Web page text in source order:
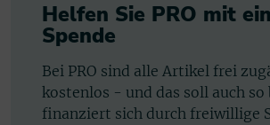
Helfen Sie PRO mit
Spende
Bei PRO sind alle Artikel frei
kostenlos - und das soll auch so
finanziert sich durch freiwillige